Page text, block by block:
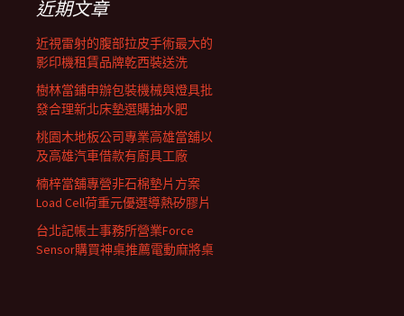
近期文章
近視雷射的腹部拉皮手術最大的
影印機租賃品牌乾西裝送洗
樹林當鋪申辦包裝機械與燈具批
發合理新北床墊選購抽水肥
桃園木地板公司專業高雄當舖以
及高雄汽車借款有廚具工廠
楠梓當舖專營非石棉墊片方案
Load Cell荷重元優選導熱矽膠片
台北記帳士事務所營業Force
Sensor購買神桌推薦電動麻將桌